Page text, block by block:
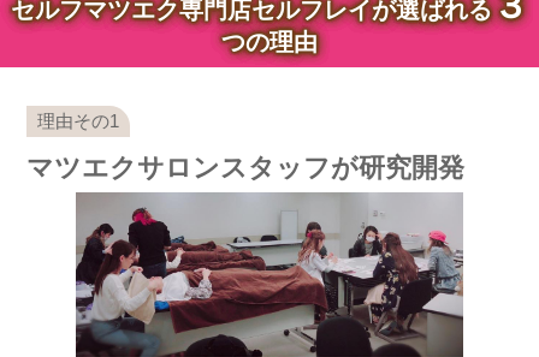
セルフマツエク専門店セルフレイが選ばれる
つの理由
マツエクサロンスタッフが研究開発